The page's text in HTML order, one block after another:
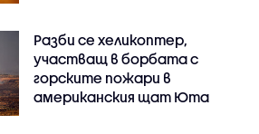
Разби се хеликоптер,
участващ в борбата с
горските пожари в
американския щат Юта